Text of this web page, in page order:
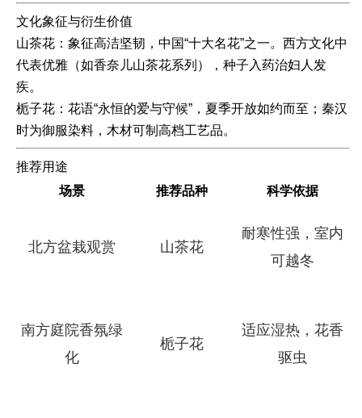
文化象征与衍生价值
山茶花：象征高洁坚韧，中国“十大名花”之一。西方文化中
代表优雅（如香奈儿山茶花系列），种子入药治妇人发
疾。
栀子花：花语“永恒的爱与守候”，夏季开放如约而至；秦汉
时为御服染料，木材可制高档工艺品。
推荐用途
场景
推荐品种 科学依据
北方盆栽观赏 山茶花
耐寒性强，室内
可越冬
南方庭院香氛绿
化
栀子花
适应湿热，花香
驱虫